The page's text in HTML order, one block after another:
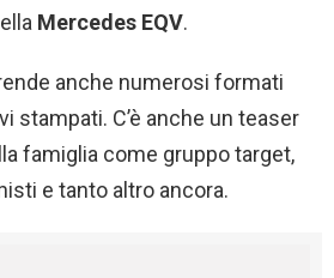
Mercedes EQV.
anche numerosi formati
stampati. C’è anche un teaser
famiglia come gruppo target,
e tanto altro ancora.